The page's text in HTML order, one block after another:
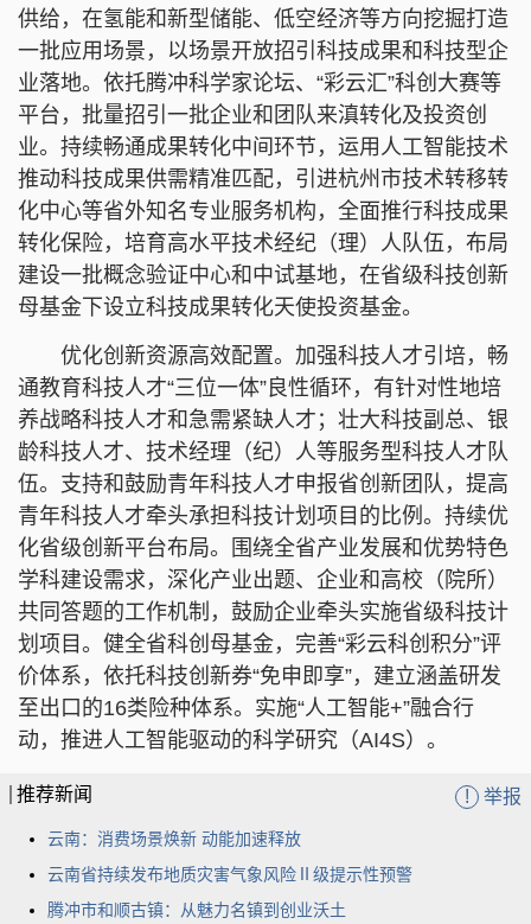
供给，在氢能和新型储能、低空经济等方向挖掘打造
一批应用场景，以场景开放招引科技成果和科技型企
业落地。依托腾冲科学家论坛、“彩云汇”科创大赛等
平台，批量招引一批企业和团队来滇转化及投资创
业。持续畅通成果转化中间环节，运用人工智能技术
推动科技成果供需精准匹配，引进杭州市技术转移转
化中心等省外知名专业服务机构，全面推行科技成果
转化保险，培育高水平技术经纪（理）人队伍，布局
建设一批概念验证中心和中试基地，在省级科技创新
母基金下设立科技成果转化天使投资基金。
优化创新资源高效配置。加强科技人才引培，畅
通教育科技人才“三位一体”良性循环，有针对性地培
养战略科技人才和急需紧缺人才；壮大科技副总、银
龄科技人才、技术经理（纪）人等服务型科技人才队
伍。支持和鼓励青年科技人才申报省创新团队，提高
青年科技人才牵头承担科技计划项目的比例。持续优
化省级创新平台布局。围绕全省产业发展和优势特色
学科建设需求，深化产业出题、企业和高校（院所）
共同答题的工作机制，鼓励企业牵头实施省级科技计
划项目。健全省科创母基金，完善“彩云科创积分”评
价体系，依托科技创新券“免申即享”，建立涵盖研发
至出口的16类险种体系。实施“人工智能+”融合行
动，推进人工智能驱动的科学研究（AI4S）。
推荐新闻 ! 举报
云南：消费场景焕新 动能加速释放
云南省持续发布地质灾害气象风险Ⅱ级提示性预警
腾冲市和顺古镇：从魅力名镇到创业沃土